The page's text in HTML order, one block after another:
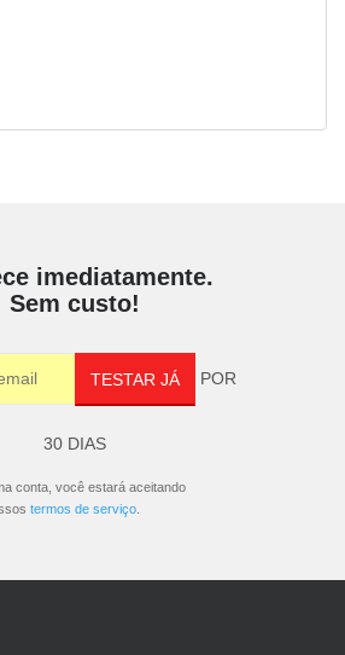
imediatamente.
Sem custo!
TESTAR JÁ POR
30 DIAS
conta, você estará aceitando
termos de serviço.